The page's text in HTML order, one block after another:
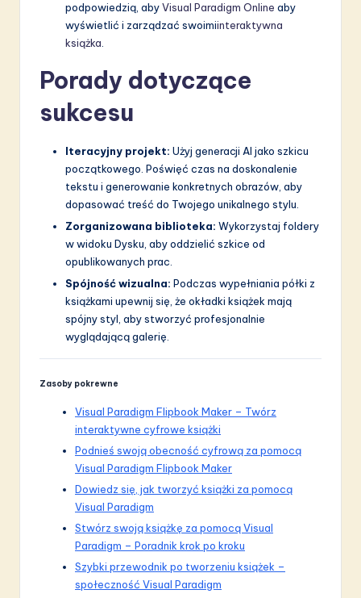
podpowiedzią, abyVisual Paradigm Online aby
wyświetlić i zarządzać swoimiinteraktywna
książka
Porady dotyczące
sukcesu
Iteracyjny projekt: Użyj generacji AI jako szkicu
początkowego. Poświęć czas na doskonalenie
tekstu i generowanie konkretnych obrazów, aby
dopasować treść do Twojego unikalnego stylu.
Zorganizowana biblioteka: Wykorzystaj foldery
w widoku Dysku, aby oddzielić szkice od
opublikowanych prac.
Spójność wizualna: Podczas wypełniania półki z
książkami upewnij się, że okładki książek mają
spójny styl, aby stworzyć profesjonalnie
wyglądającą galerię.
Zasoby pokrewne
Visual Paradigm Flipbook Maker – Twórz
interaktywne cyfrowe książki
Podnieś swoją obecność cyfrową za pomocą
Visual Paradigm Flipbook Maker
Dowiedz się, jak tworzyć książki za pomocą
Visual Paradigm
Stwórz swoją książkę za pomocą Visual
Paradigm – Poradnik krok po kroku
Szybki przewodnik po tworzeniu książek –
społeczność Visual Paradigm